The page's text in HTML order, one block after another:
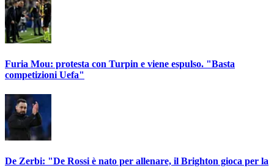
Furia Mou: protesta con Turpin e viene espulso. "Basta
competizioni Uefa"
De Zerbi: "De Rossi è nato per allenare, il Brighton gioca per la